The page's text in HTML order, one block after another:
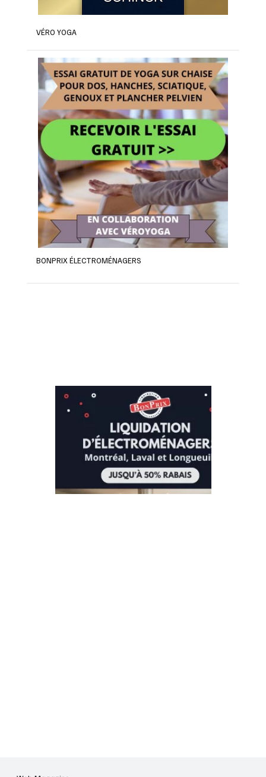
VÉRO YOGA
BONPRIX ÉLECTROMÉNAGERS